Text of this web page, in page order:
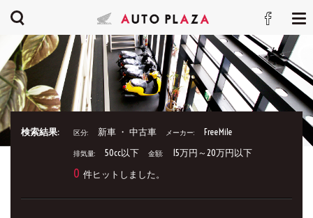
検索結果: 区分: 新車 ・ 中古車 メーカー: FreeMile
排気量: 50cc以下 金額: 15万円～20万円以下
0 件ヒットしました。